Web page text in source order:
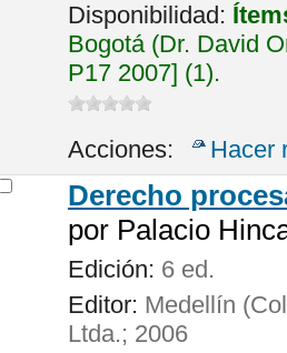
Disponibilidad:
Bogotá (Dr. David
P17 2007] (1).
Acciones: Hacer
Derecho
por Palacio
Edición: 6 ed.
Editor: Medellín
Ltda.; 2006